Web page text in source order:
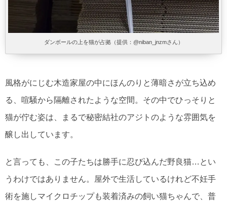
ダンボールの上を猫が占拠（提供：@niban_jnzmさん）
風格がにじむ木造家屋の中にほんのりと薄暗さが立ち込め
る、喧騒から隔離されたような空間。その中でひっそりと
猫が佇む姿は、まるで秘密結社のアジトのような雰囲気を
醸し出しています。
と言っても、この子たちは勝手に忍び込んだ野良猫…とい
うわけではありません。屋外で生活しているけれど不妊手
術を施しマイクロチップも装着済みの飼い猫ちゃんで、普